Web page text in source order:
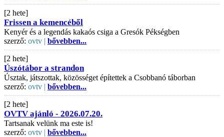
[2 hete]
Frissen a kemencéből
Kenyér és a legendás kakaós csiga a Gresók Pékségben
szerző: ovtv | bővebben...
[2 hete]
Úszótábor a strandon
Úsztak, játszottak, közösséget építettek a Csobbanó táborban
szerző: ovtv | bővebben...
[2 hete]
OVTV ajánló - 2026.07.20.
Tartsanak velünk ma este is!
szerző: ovtv | bővebben...